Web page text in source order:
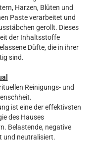
Harzen, Blüten und
Paste verarbeitet und
gerollt. Dieses
der Inhaltsstoffe
Düfte, die in ihrer
sind.
Reinigungs- und
ist eine der effektivsten
des Hauses
Belastende, negative
und neutralisiert.